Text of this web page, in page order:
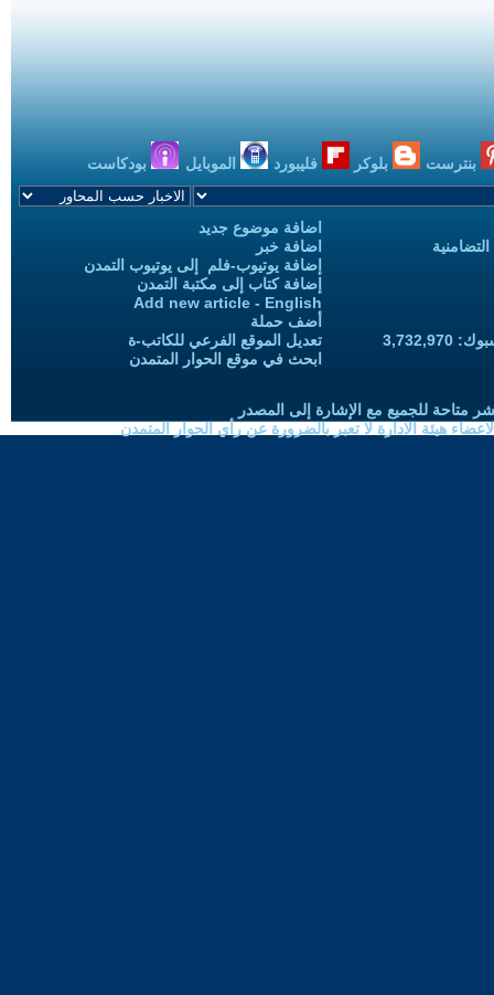
بنترست بلوكر فليبورد الموبايل بودكاست
اضافة موضوع جديد
اضافة خبر
إضافة يوتيوب-فلم إلى يوتيوب التمدن
إضافة كتاب إلى مكتبة التمدن
Add new article - English
أضف حملة
تعديل الموقع الفرعي للكاتب-ة
ابحث في موقع الحوار المتمدن
متاحة للجميع مع الإشارة إلى المصدر
هيئة الادارة لا تعبر بالضرورة عن رأي الحوار المتمدن